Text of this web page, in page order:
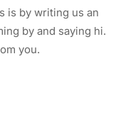
is by writing us an
by and saying hi.
you.